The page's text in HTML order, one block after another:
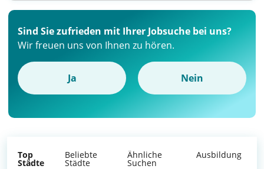
Sind Sie zufrieden mit Ihrer Jobsuche bei uns?
Wir freuen uns von Ihnen zu hören.
Ja Nein
Top
Städte
Beliebte
Städte
Ähnliche
Suchen
Ausbildung